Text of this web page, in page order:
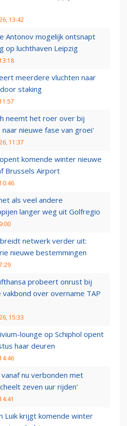
13:42
Antonov mogelijk ontsnapt
op luchthaven Leipzig
meerdere vluchten naar
staking
neemt het roer over bij
naar nieuwe fase van groei'
11:37
komende winter nieuwe
Brussels Airport
als veel andere
langer weg uit Golfregio
breidt netwerk verder uit:
nieuwe bestemmingen
probeert onrust bij
over overname TAP
15:33
lounge op Schiphol opent
haar deuren
nu verbonden met
zeven uur rijden'
Luik krijgt komende winter